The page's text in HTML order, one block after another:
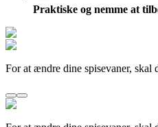
Praktiske og nemme at
For at ændre dine spisevaner,